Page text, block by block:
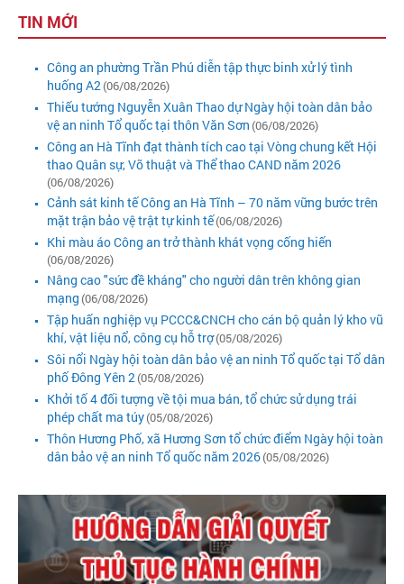
TIN MỚI
Công an phường Trần Phú diễn tập thực binh xử lý tình
huống A2 (06/08/2026)
Thiếu tướng Nguyễn Xuân Thao dự Ngày hội toàn dân bảo
vệ an ninh Tổ quốc tại thôn Văn Sơn (06/08/2026)
Công an Hà Tĩnh đạt thành tích cao tại Vòng chung kết Hội
thao Quân sự, Võ thuật và Thể thao CAND năm 2026
(06/08/2026)
Cảnh sát kinh tế Công an Hà Tĩnh – 70 năm vững bước trên
mặt trận bảo vệ trật tự kinh tế(06/08/2026)
Khi màu áo Công an trở thành khát vọng cống hiến
(06/08/2026)
Nâng cao "sức đề kháng" cho người dân trên không gian
mạng (06/08/2026)
Tập huấn nghiệp vụ PCCC&CNCH cho cán bộ quản lý kho vũ
khí, vật liệu nổ, công cụ hỗ trợ(05/08/2026)
Sôi nổi Ngày hội toàn dân bảo vệ an ninh Tổ quốc tại Tổ dân
phố Đông Yên 2 (05/08/2026)
Khởi tố 4 đối tượng về tội mua bán, tổ chức sử dụng trái
phép chất ma túy(05/08/2026)
Thôn Hương Phố, xã Hương Sơn tổ chức điểm Ngày hội toàn
dân bảo vệ an ninh Tổ quốc năm 2026(05/08/2026)